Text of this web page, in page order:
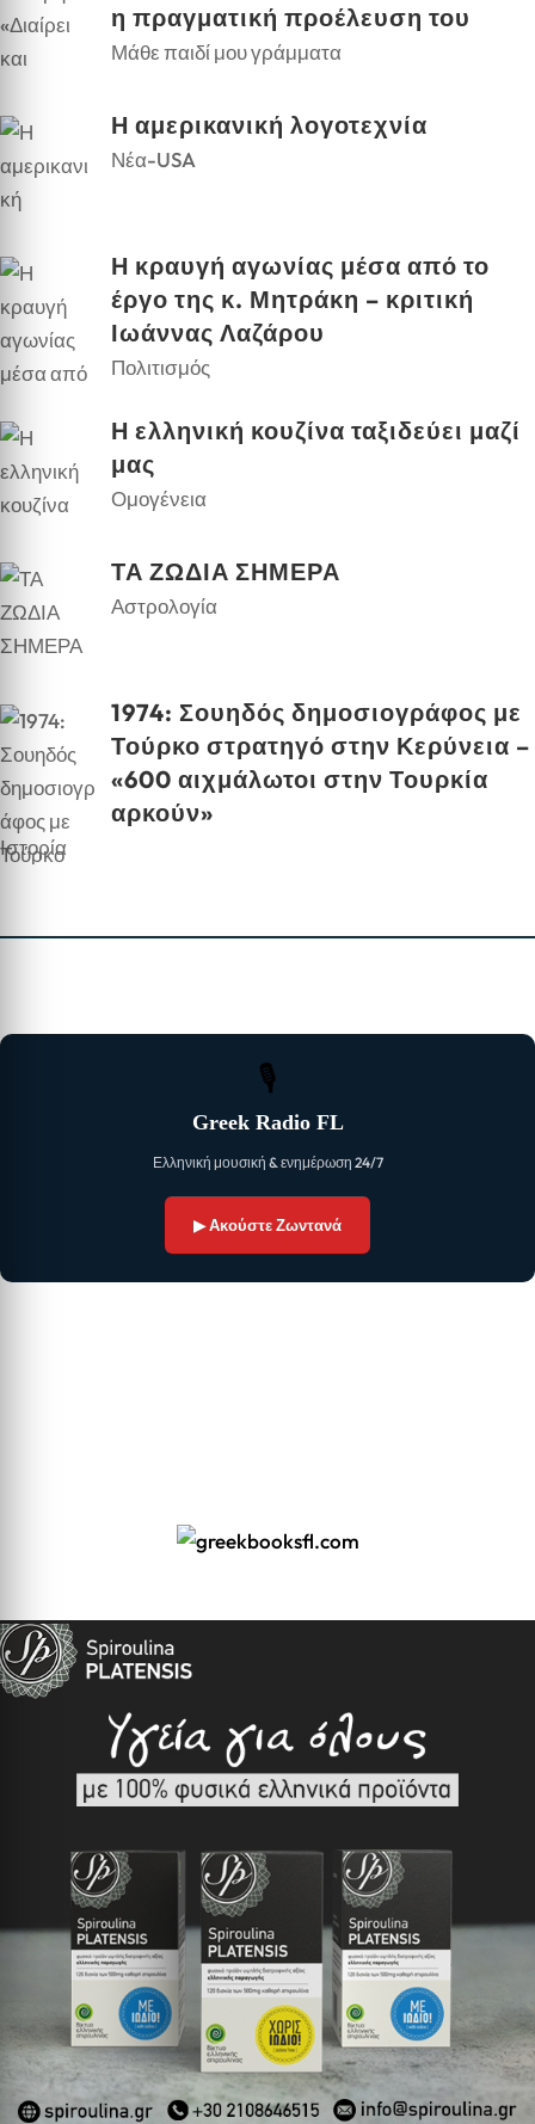
η πραγματική προέλευση του
Μάθε παιδί μου γράμματα
Η αμερικανική λογοτεχνία
Νέα-USA
Η κραυγή αγωνίας μέσα από το
έργο της κ. Μητράκη – κριτική
Ιωάννας Λαζάρου
Πολιτισμός
Η ελληνική κουζίνα ταξιδεύει μαζί
μας
Ομογένεια
ΤΑ ΖΩΔΙΑ ΣΗΜΕΡΑ
Αστρολογία
1974: Σουηδός δημοσιογράφος με
Τούρκο στρατηγό στην Κερύνεια –
«600 αιχμάλωτοι στην Τουρκία
αρκούν»
Ιστορία
🎙
Greek Radio FL
Ελληνική μουσική & ενημέρωση 24/7
▶ Ακούστε Ζωντανά